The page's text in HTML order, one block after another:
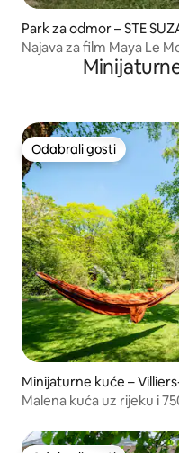
Park za odmor – STE
Najava za film Maya Le
Odabrali gosti
Odabrali gosti
Minijaturne kuće –
Malena kuća uz rijeku i